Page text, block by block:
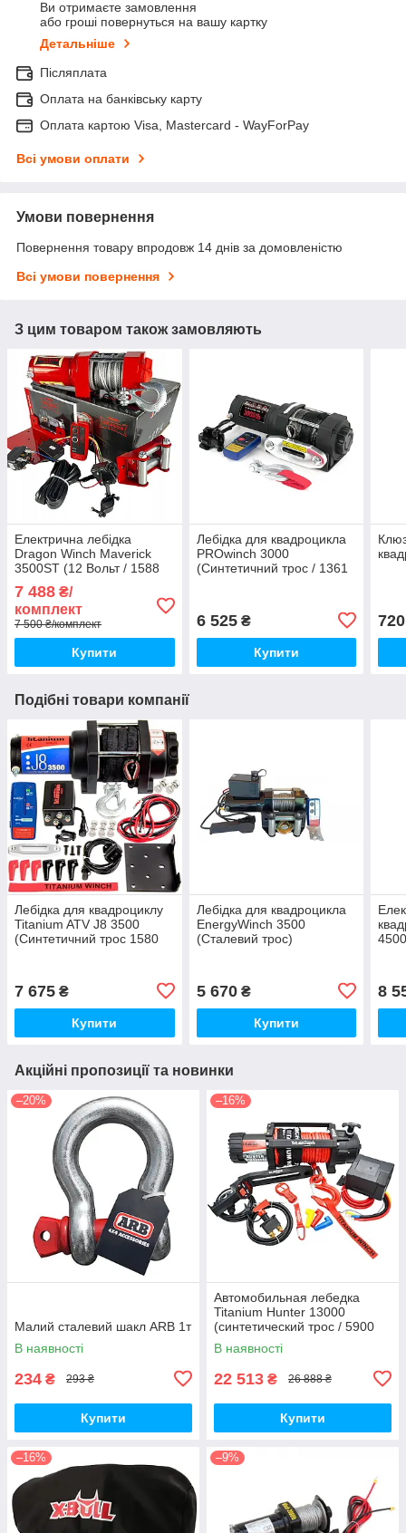
Ви отримаєте замовлення
або гроші повернуться на вашу картку
Детальніше
Післяплата
Оплата на банківську карту
Оплата картою Visa, Mastercard - WayForPay
Всі умови оплати
Умови повернення
Повернення товару впродовж 14 днів за домовленістю
Всі умови повернення
З цим товаром також замовляють
Електрична лебідка
Dragon Winch Maverick
3500ST (12 Вольт / 1588
7 488 ₴/
комплект
7 500 ₴/комплект
Купити
Лебідка для квадроцикла
PROwinch 3000
(Синтетичний трос / 1361
6 525₴
Купити
720
Подібні товари компанії
Лебідка для квадроциклу
Titanium ATV J8 3500
(Синтетичний трос 1580
7 675 ₴
Купити
Лебідка для квадроцикла
EnergyWinch 3500
(Сталевий трос)
5 670₴
Купити
8
Акційні пропозиції та новинки
–20%
Малий сталевий шакл ARB 1т
В наявності
234 ₴ 293 ₴
Купити
–16%
Автомобильная лебедка
Titanium Hunter 13000
(синтетический трос / 5900
кг)
В наявності
22 513 ₴ 26 888 ₴
Купити
–16% –9%